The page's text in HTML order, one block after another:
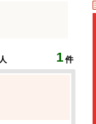
1 件